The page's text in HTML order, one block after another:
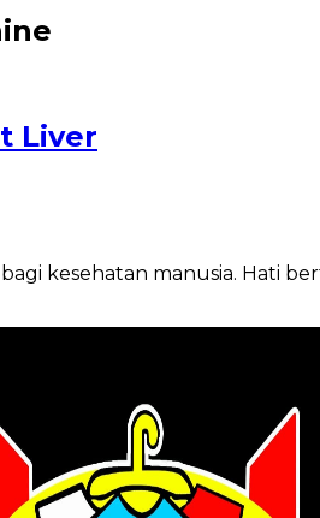
Liver
kesehatan manusia. Hati